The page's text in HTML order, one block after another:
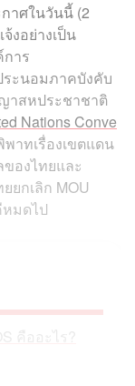
าศในวันนี้ (2
งอย่างเป็น
าร
ระนอมภาคบังคับ
าสหประชาชาติ
Nations Conve
พาทเรื่องเขตแดน
องไทยและ
ยกเลิก MOU
หมดไป